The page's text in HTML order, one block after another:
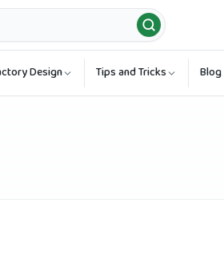
Design Tips and Tricks Blog